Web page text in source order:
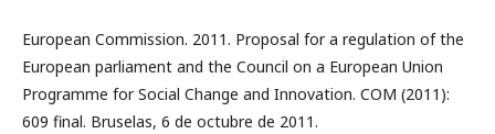
European Commission. 2011. Proposal for a regulation of the
European parliament and the Council on a European Union
Programme for Social Change and Innovation. COM (2011):
609 final. Bruselas, 6 de octubre de 2011.